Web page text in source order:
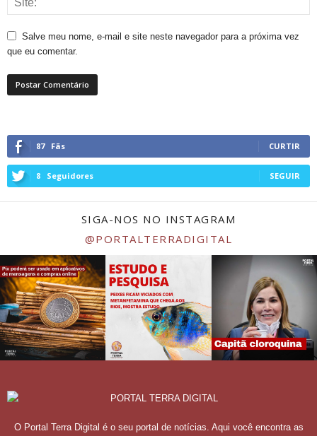
Salve meu nome, e-mail e site neste navegador para a próxima vez
que eu comentar.
87 Fãs CURTIR
8 Seguidores SEGUIR
SIGA-NOS NO INSTAGRAM
@PORTALTERRADIGITAL
O Portal Terra Digital é o seu portal de notícias. Aqui você encontra as